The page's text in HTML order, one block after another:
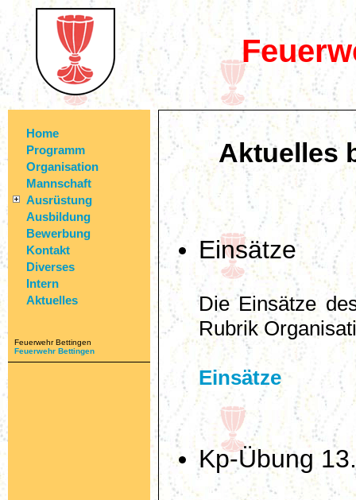
Home
Programm
Organisation
Mannschaft
Ausrüstung
Ausbildung
Bewerbung
Kontakt
Diverses
Intern
Aktuelles
Feuerwehr Bettingen
Feuerwehr Bettingen
Aktuelles
Einsätze
Die Einsätze
Rubrik
Einsätze
Kp-Übung